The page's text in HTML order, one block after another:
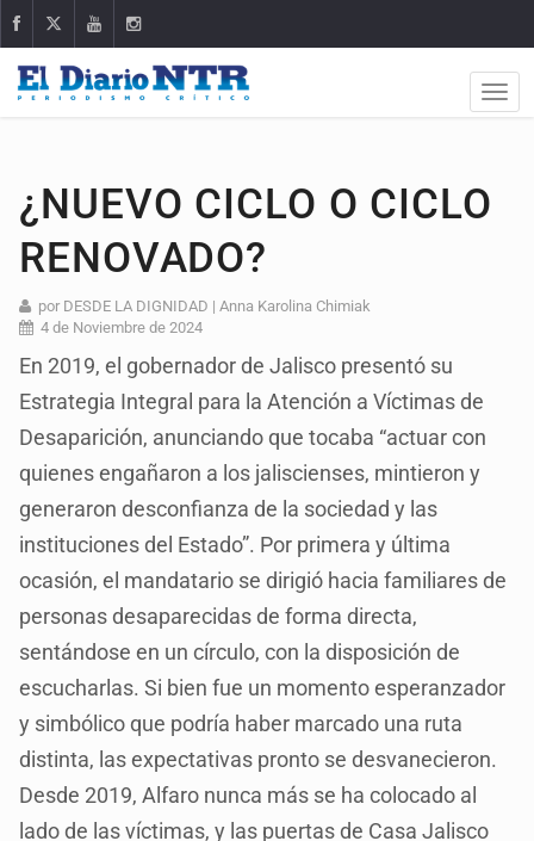
¿NUEVO CICLO O CICLO
RENOVADO?
por DESDE LA DIGNIDAD | Anna Karolina Chimiak
4 de Noviembre de 2024
En 2019, el gobernador de Jalisco presentó su
Estrategia Integral para la Atención a Víctimas de
Desaparición, anunciando que tocaba “actuar con
quienes engañaron a los jaliscienses, mintieron y
generaron desconfianza de la sociedad y las
instituciones del Estado”. Por primera y última
ocasión, el mandatario se dirigió hacia familiares de
personas desaparecidas de forma directa,
sentándose en un círculo, con la disposición de
escucharlas. Si bien fue un momento esperanzador
y simbólico que podría haber marcado una ruta
distinta, las expectativas pronto se desvanecieron.
Desde 2019, Alfaro nunca más se ha colocado al
lado de las víctimas, y las puertas de Casa Jalisco